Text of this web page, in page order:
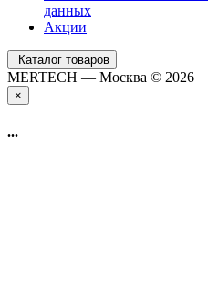
данных
Акции
Каталог товаров
MERTECH — Москва © 2026
×
...